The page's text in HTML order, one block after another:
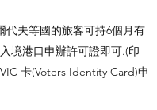
代夫等國的旅客可持6個月有
境港口申辦許可證即可.(印
卡(Voters Identity Card)申